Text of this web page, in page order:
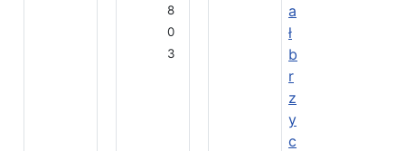
8
0
3
a
ł
b
r
z
y
c